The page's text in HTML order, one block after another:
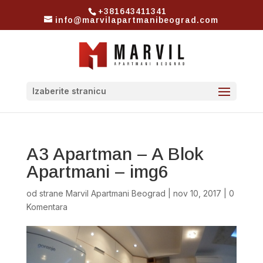
+381643411341
info@marvilapartmanibeograd.com
Izaberite stranicu
A3 Apartman – A Blok
Apartmani – img6
od strane Marvil Apartmani Beograd nov 10, 2017
0
Komentara